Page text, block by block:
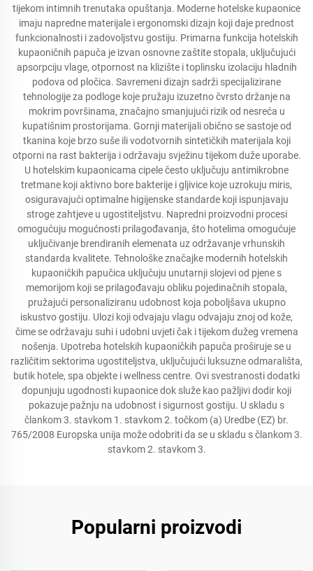
tijekom intimnih trenutaka opuštanja. Moderne hotelske kupaonice
imaju napredne materijale i ergonomski dizajn koji daje prednost
funkcionalnosti i zadovoljstvu gostiju. Primarna funkcija hotelskih
kupaoničnih papuča je izvan osnovne zaštite stopala, uključujući
apsorpciju vlage, otpornost na klizište i toplinsku izolaciju hladnih
podova od pločica. Savremeni dizajn sadrži specijalizirane
tehnologije za podloge koje pružaju izuzetno čvrsto držanje na
mokrim površinama, značajno smanjujući rizik od nesreća u
kupatišnim prostorijama. Gornji materijali obično se sastoje od
tkanina koje brzo suše ili vodotvornih sintetičkih materijala koji
otporni na rast bakterija i održavaju svježinu tijekom duže uporabe.
U hotelskim kupaonicama cipele često uključuju antimikrobne
tretmane koji aktivno bore bakterije i gljivice koje uzrokuju miris,
osiguravajući optimalne higijenske standarde koji ispunjavaju
stroge zahtjeve u ugostiteljstvu. Napredni proizvodni procesi
omogućuju mogućnosti prilagođavanja, što hotelima omogućuje
uključivanje brendiranih elemenata uz održavanje vrhunskih
standarda kvalitete. Tehnološke značajke modernih hotelskih
kupaoničkih papučica uključuju unutarnji slojevi od pjene s
memorijom koji se prilagođavaju obliku pojedinačnih stopala,
pružajući personaliziranu udobnost koja poboljšava ukupno
iskustvo gostiju. Ulozi koji odvajaju vlagu odvajaju znoj od kože,
čime se održavaju suhi i udobni uvjeti čak i tijekom dužeg vremena
nošenja. Upotreba hotelskih kupaoničkih papuča proširuje se u
različitim sektorima ugostiteljstva, uključujući luksuzne odmarališta,
butik hotele, spa objekte i wellness centre. Ovi svestranosti dodatki
dopunjuju ugodnosti kupaonice dok služe kao pažljivi dodir koji
pokazuje pažnju na udobnost i sigurnost gostiju. U skladu s
člankom 3. stavkom 1. stavkom 2. točkom (a) Uredbe (EZ) br.
765/2008 Europska unija može odobriti da se u skladu s člankom 3.
stavkom 2. stavkom 3.
Popularni proizvodi